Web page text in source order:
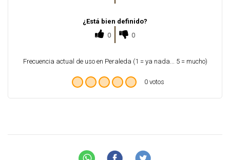
¿Está bien definido?
0
0
Frecuencia actual de uso en Peraleda (1 = ya nada... 5 = mucho)
0 votos